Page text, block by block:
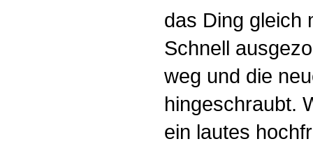
das Ding gleich
Schnell
weg und die
hingeschraubt.
ein lautes